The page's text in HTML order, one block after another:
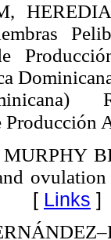
Producción
[ Links ]